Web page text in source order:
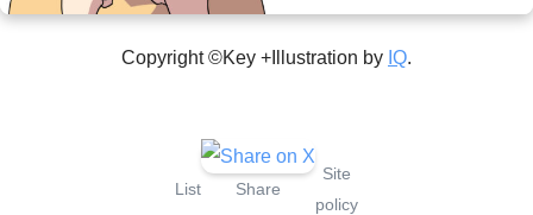
Copyright ©Key +Illustration by IQ.
List Share
Site
policy